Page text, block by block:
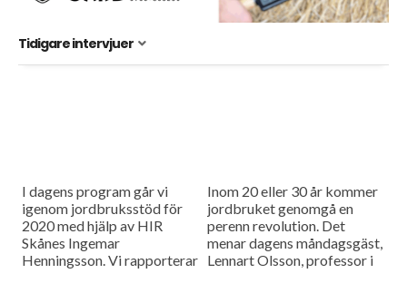
Tidigare intervjuer
I dagens program går vi
igenom jordbruksstöd för
2020 med hjälp av HIR
Skånes Ingemar
Henningsson. Vi rapporterar
Inom 20 eller 30 år kommer
jordbruket genomgå en
perenn revolution. Det
menar dagens måndagsgäst,
Lennart Olsson, professor i